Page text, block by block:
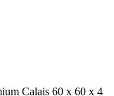
Calais 60 x 60 x 4